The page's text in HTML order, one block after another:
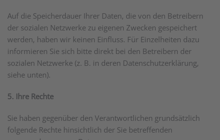
Auf die Speicherdauer Ihrer Daten, die von den Betreibern
der sozialen Netzwerke zu eigenen Zwecken gespeichert
werden, haben wir keinen Einfluss. Für Einzelheiten dazu
informieren Sie sich bitte direkt bei den Betreibern der
sozialen Netzwerke (z. B. in deren Datenschutzerklärung,
siehe unten).
5. Ihre Rechte
Sie haben gegenüber den Verantwortlichen grundsätzlich
folgende Rechte hinsichtlich der Sie betreffenden